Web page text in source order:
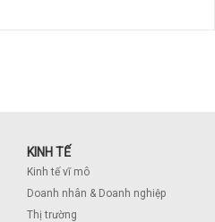
KINH TẾ
Kinh tế vĩ mô
Doanh nhân & Doanh nghiệp
Thị trường